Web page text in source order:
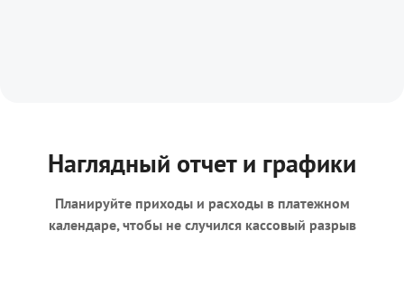
Наглядный отчет и графики
Планируйте приходы и расходы в платежном
календаре, чтобы не случился кассовый разрыв